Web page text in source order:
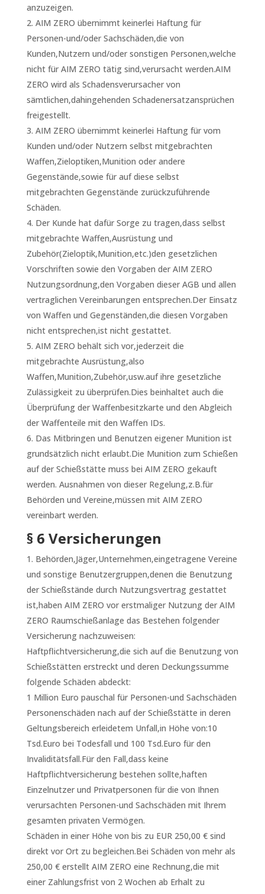
anzuzeigen.
AIM ZERO übernimmt keinerlei Haftung für
Personen-und/oder Sachschäden,die von
Kunden,Nutzern und/oder sonstigen Personen,welche
nicht für AIM ZERO tätig sind,verursacht werden.AIM
ZERO wird als Schadensverursacher von
sämtlichen,dahingehenden Schadenersatzansprüchen
freigestellt.
AIM ZERO übernimmt keinerlei Haftung für vom
Kunden und/oder Nutzern selbst mitgebrachten
Waffen,Zieloptiken,Munition oder andere
Gegenstände,sowie für auf diese selbst
mitgebrachten Gegenstände zurückzuführende
Schäden.
Der Kunde hat dafür Sorge zu tragen,dass selbst
mitgebrachte Waffen,Ausrüstung und
Zubehör(Zieloptik,Munition,etc.)den gesetzlichen
Vorschriften sowie den Vorgaben der AIM ZERO
Nutzungsordnung,den Vorgaben dieser AGB und allen
vertraglichen Vereinbarungen entsprechen.Der Einsatz
von Waffen und Gegenständen,die diesen Vorgaben
nicht entsprechen,ist nicht gestattet.
AIM ZERO behält sich vor,jederzeit die
mitgebrachte Ausrüstung,also
Waffen,Munition,Zubehör,usw.auf ihre gesetzliche
Zulässigkeit zu überprüfen.Dies beinhaltet auch die
Überprüfung der Waffenbesitzkarte und den Abgleich
der Waffenteile mit den Waffen IDs.
Das Mitbringen und Benutzen eigener Munition ist
grundsätzlich nicht erlaubt.Die Munition zum Schießen
auf der Schießstätte muss bei AIM ZERO gekauft
werden. Ausnahmen von dieser Regelung,z.B.für
Behörden und Vereine,müssen mit AIM ZERO
vereinbart werden.
§ 6 Versicherungen
Behörden,Jäger,Unternehmen,eingetragene Vereine
und sonstige Benutzergruppen,denen die Benutzung
der Schießstände durch Nutzungsvertrag gestattet
ist,haben AIM ZERO vor erstmaliger Nutzung der AIM
ZERO Raumschießanlage das Bestehen folgender
Versicherung nachzuweisen:
Haftpflichtversicherung,die sich auf die Benutzung von
Schießstätten erstreckt und deren Deckungssumme
folgende Schäden abdeckt:
1 Million Euro pauschal für Personen-und Sachschäden
Personenschäden nach auf der Schießstätte in deren
Geltungsbereich erleidetem Unfall,in Höhe von:10
Tsd.Euro bei Todesfall und 100 Tsd.Euro für den
Invaliditätsfall.Für den Fall,dass keine
Haftpflichtversicherung bestehen sollte,haften
Einzelnutzer und Privatpersonen für die von Ihnen
verursachten Personen-und Sachschäden mit Ihrem
gesamten privaten Vermögen.
Schäden in einer Höhe von bis zu EUR 250,00 € sind
direkt vor Ort zu begleichen.Bei Schäden von mehr als
250,00 € erstellt AIM ZERO eine Rechnung,die mit
einer Zahlungsfrist von 2 Wochen ab Erhalt zu